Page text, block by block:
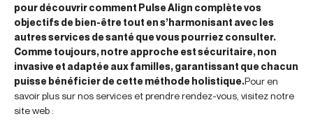
pour découvrir comment Pulse Align complète vos
objectifs de bien-être tout en s’harmonisant avec les
autres services de santé que vous pourriez consulter.
Comme toujours, notre approche est sécuritaire, non
invasive et adaptée aux familles, garantissant que chacun
puisse bénéficier de cette méthode holistique.Pour en
savoir plus sur nos services et prendre rendez-vous, visitez notre
site web :